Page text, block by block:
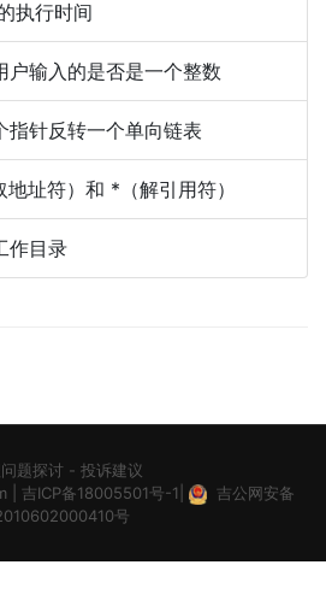
执行时间
户输入的是否是一个整数
指针反转一个单向链表
址符）和 *（解引用符）
作目录
题探讨 - 投诉建议
吉ICP备18005501号-1
吉公网安备
号